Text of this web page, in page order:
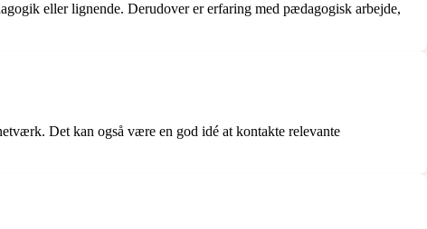
eller lignende. Derudover er erfaring med pædagogisk arbejde,
Det kan også være en god idé at kontakte relevante